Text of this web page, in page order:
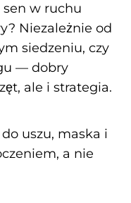
sen w ruchu
Niezależnie od
siedzeniu, czy
— dobry
ale i strategia.
uszu, maska i
a nie